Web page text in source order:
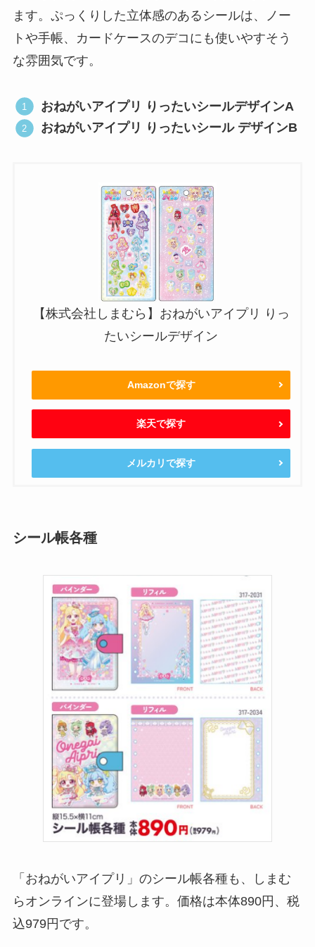
ます。ぷっくりした立体感のあるシールは、ノー
トや手帳、カードケースのデコにも使いやすそう
な雰囲気です。
おねがいアイプリ りったいシールデザインA
おねがいアイプリ りったいシール デザインB
【株式会社しまむら】おねがいアイプリ りっ
たいシールデザイン
Amazonで探す
楽天で探す
メルカリで探す
シール帳各種
「おねがいアイプリ」のシール帳各種も、しまむ
らオンラインに登場します。価格は本体890円、税
込979円です。